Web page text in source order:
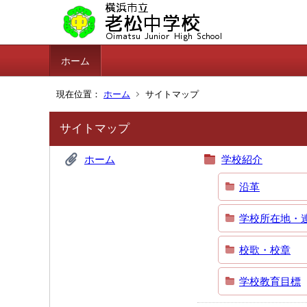
ホーム
現在位置： ホーム サイトマップ
サイトマップ
ホーム 学校紹介
沿革
学校所在地・
校歌・校章
学校教育目標